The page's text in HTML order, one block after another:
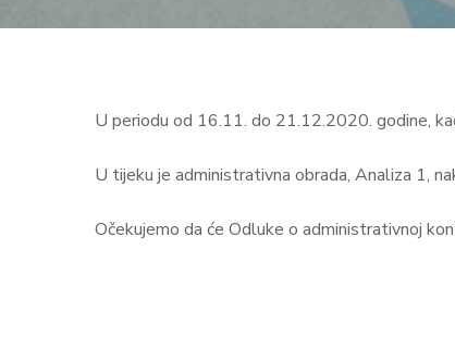
U periodu od 16.11. do 21.12.2020. godine,
U tijeku je administrativna obrada, Analiza 1,
Očekujemo da će Odluke o administrativnoj